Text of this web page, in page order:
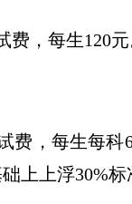
，每生120元
费，每生每
上上浮30%标